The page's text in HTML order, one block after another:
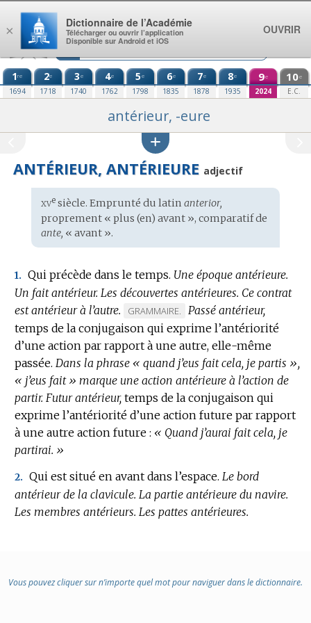
Aller au contenu
1re
1694
2e
1718
3e
1740
4e
1762
5e
1798
6e
1835
7e
1878
8e
1935
9e
2024
10e
E.C.
antérieur, -eure
ANTÉRIEUR, ANTÉRIEURE adjectif
Étymologie
:
xvesiècle. Emprunté du latin anterior,
proprement « plus (en) avant », comparatif de
ante, « avant ».
1. Qui précède dans le temps. Une époque antérieure.
Un fait antérieur. Les découvertes antérieures. Ce contrat
est antérieur à l’autre.
MARQUE
DE
DOMAINE
:
GRAMMAIRE.
Passé antérieur,
temps de la conjugaison qui exprime l’antériorité
d’une action par rapport à une autre, elle-même
passée. Dans la phrase « quand j’eus fait cela, je partis »,
« j’eus fait » marque une action antérieure à l’action de
partir. Futur antérieur, temps de la conjugaison qui
exprime l’antériorité d’une action future par rapport
à une autre action future : « Quand j’aurai fait cela, je
partirai. »
2. Qui est situé en avant dans l’espace. Le bord
antérieur de la clavicule. La partie antérieure du navire.
Les membres antérieurs. Les pattes antérieures.
Vous pouvez cliquer sur n’importe quel mot pour naviguer dans le dictionnaire.
×
Dictionnaire de l’Académie
Télécharger ou ouvrir l’application
Disponible sur Android et iOS
OUVRIR